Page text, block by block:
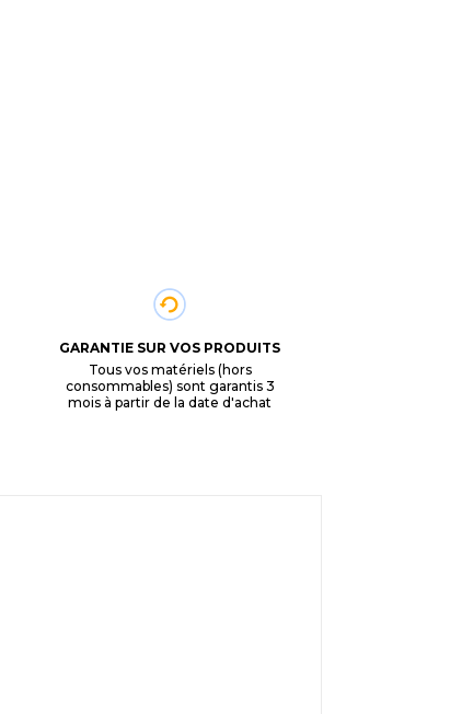
GARANTIE SUR VOS PRODUITS
Tous vos matériels (hors
consommables) sont garantis 3
mois à partir de la date d'achat